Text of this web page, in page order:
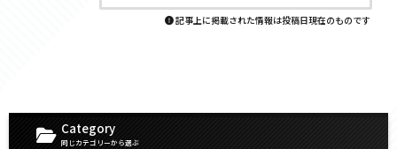
記事上に掲載された情報は投稿日現在のものです
Category
同じカテゴリーから選ぶ